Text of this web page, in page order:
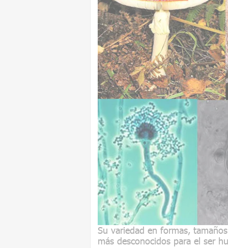
Su variedad en formas,
más desconocidos para el ser